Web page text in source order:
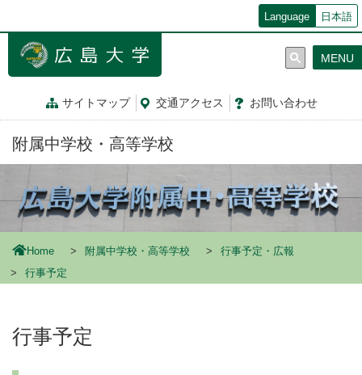
ン
Language 日本語
サイトマップ 交通アクセス お問い合わせ
MENU
附属中学校・高等学校
Home 附属中学校・高等学校
行事予定・広報
行事予定
行事予定